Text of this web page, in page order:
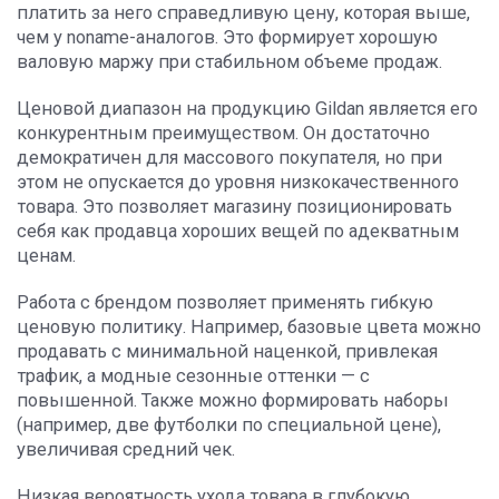
платить за него справедливую цену, которая выше,
чем у noname-аналогов. Это формирует хорошую
валовую маржу при стабильном объеме продаж.
Ценовой диапазон на продукцию Gildan является его
конкурентным преимуществом. Он достаточно
демократичен для массового покупателя, но при
этом не опускается до уровня низкокачественного
товара. Это позволяет магазину позиционировать
себя как продавца хороших вещей по адекватным
ценам.
Работа с брендом позволяет применять гибкую
ценовую политику. Например, базовые цвета можно
продавать с минимальной наценкой, привлекая
трафик, а модные сезонные оттенки — с
повышенной. Также можно формировать наборы
(например, две футболки по специальной цене),
увеличивая средний чек.